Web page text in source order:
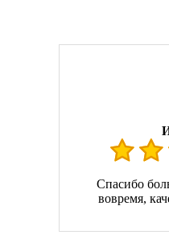
Спасибо
вовремя,